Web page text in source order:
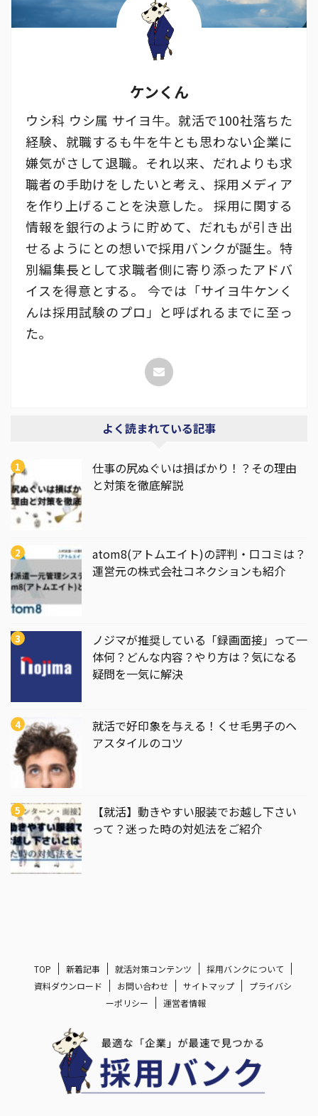
ケンくん
ウシ科 ウシ属 サイヨ牛。就活で100社落ちた
経験、就職するも牛を牛とも思わない企業に
嫌気がさして退職。それ以来、だれよりも求
職者の手助けをしたいと考え、採用メディア
を作り上げることを決意した。 採用に関する
情報を銀行のように貯めて、だれもが引き出
せるようにとの想いで採用バンクが誕生。特
別編集長として求職者側に寄り添ったアドバ
イスを得意とする。 今では「サイヨ牛ケンく
んは採用試験のプロ」と呼ばれるまでに至っ
た。
よく読まれている記事
仕事の尻ぬぐいは損ばかり！？その理由
と対策を徹底解説
atom8(アトムエイト)の評判・口コミは？
運営元の株式会社コネクションも紹介
ノジマが推奨している「録画面接」って一
体何？どんな内容？やり方は？気になる
疑問を一気に解決
就活で好印象を与える！くせ毛男子のヘ
アスタイルのコツ
【就活】動きやすい服装でお越し下さい
って？迷った時の対処法をご紹介
TOP 新着記事 就活対策コンテンツ
採用バンクについて
資料ダウンロード
お問い合わせ サイトマップ
プライバシ
ーポリシー
運営者情報